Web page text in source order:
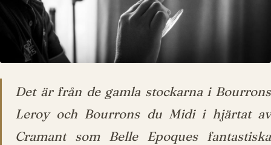
Det är från de gamla stockarna i Bourrons
Leroy och Bourrons du Midi i hjärtat av
Cramant som Belle Epoques fantastiska